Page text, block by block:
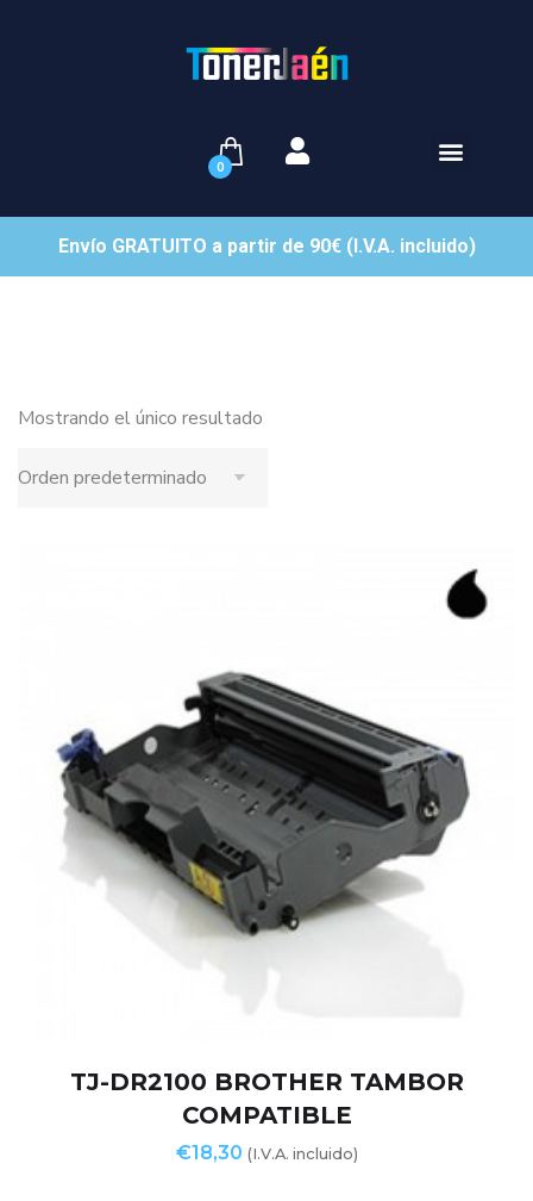
0
Envío GRATUITO a partir de 90€ (I.V.A. incluido)
Mostrando el único resultado
TJ-DR2100 BROTHER TAMBOR
COMPATIBLE
€18,30 (I.V.A. incluido)